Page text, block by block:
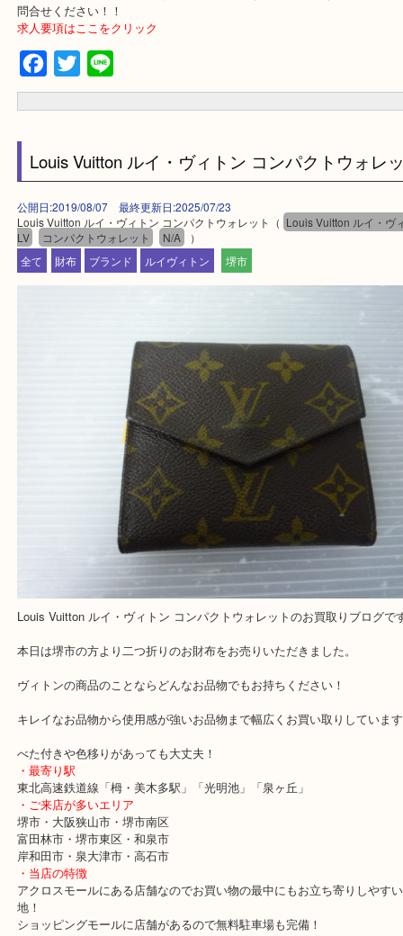
買取専門 大吉 泉北アクロスモール店に来てよかった！と思ってい
一点一点を丁寧に査定させていただきます！
求人要項はここをクリック
Facebook
Twitter
Line
Louis Vuitton ルイ・ヴィトン コンパクトウ
公開日:2019/08/07 最終更新日:2025/07/23
Louis Vuitton ルイ・ヴィトン コンパクトウォレット（ Louis Vuitton ル
コンパクトウォレット ）